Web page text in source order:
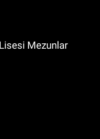
Mezunlar